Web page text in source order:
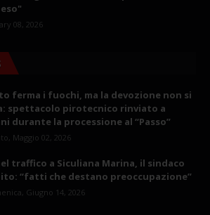
08, 2026
ferma i fuochi, ma la devozione non si
spettacolo pirotecnico rinviato a
durante la processione al “Passo”
Maggio 02, 2026
traffico a Siculiana Marina, il sindaco
“fatti che destano preoccupazione”
Giugno 14, 2026